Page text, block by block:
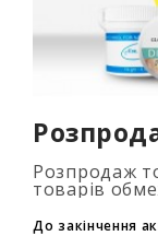
Розпродаж
товарів
таймері...
До закінчення